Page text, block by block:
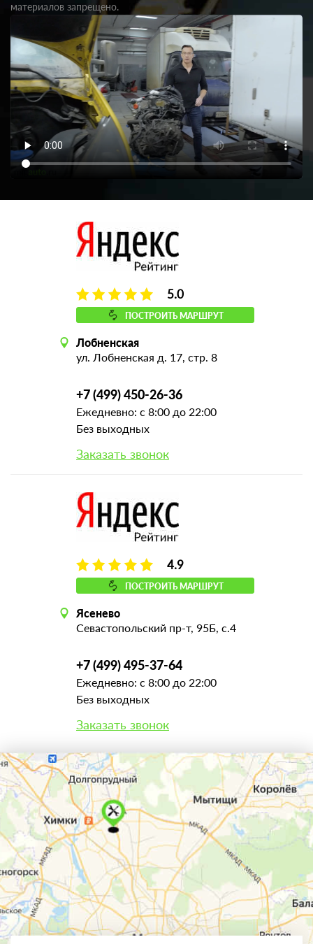
материалов запрещено.
5.0
ПОСТРОИТЬ МАРШРУТ
Лобненская
ул. Лобненская д. 17, стр. 8
+7 (499) 450-26-36
Ежедневно: с 8:00 до 22:00
Без выходных
Заказать звонок
4.9
ПОСТРОИТЬ МАРШРУТ
Ясенево
Севастопольский пр-т, 95Б, с.4
+7 (499) 495-37-64
Ежедневно: с 8:00 до 22:00
Без выходных
Заказать звонок